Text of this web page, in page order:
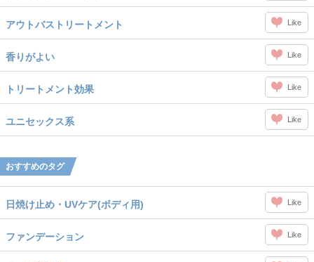
アウトバストリートメント Like
香りがよい Like
トリートメント効果 Like
ユニセックス系 Like
おすすめのタグ
日焼け止め・UVケア(ボディ用) Like
ファンデーション Like